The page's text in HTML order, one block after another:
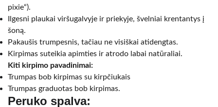
pixie“).
Ilgesni plaukai viršugalvyje ir priekyje, švelniai krentantys į
šoną.
Pakaušis trumpesnis, tačiau ne visiškai atidengtas.
Kirpimas suteikia apimties ir atrodo labai natūraliai.
Kiti kirpimo pavadinimai:
Trumpas bob kirpimas su kirpčiukais
Trumpas graduotas bob kirpimas.
Peruko spalva: